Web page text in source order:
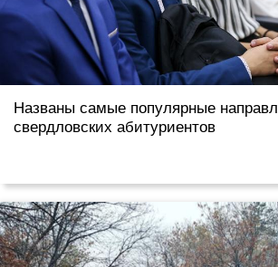
Названы самые популярные
свердловских абитуриентов